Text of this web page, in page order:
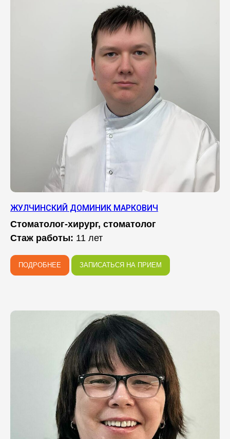
ЖУЛЧИНСКИЙ ДОМИНИК МАРКОВИЧ
Стоматолог-хирург, стоматолог
Стаж работы: 11 лет
ПОДРОБНЕЕ ЗАПИСАТЬСЯ НА ПРИЕМ